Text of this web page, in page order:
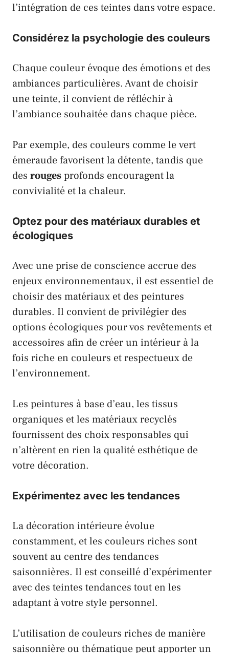
l’intégration de ces teintes dans votre espace.
Considérez la psychologie des couleurs
Chaque couleur évoque des émotions et des
ambiances particulières. Avant de choisir
une teinte, il convient de réfléchir à
l’ambiance souhaitée dans chaque pièce.
Par exemple, des couleurs comme levert
émeraudefavorisent la détente, tandis que
des rougesprofonds encouragent la
convivialité et la chaleur.
Optez pour des matériaux durables et
écologiques
Avec une prise de conscience accrue des
enjeux environnementaux, il est essentiel de
choisir des matériaux et des peintures
durables. Il convient de privilégier des
options écologiques pour vos revêtements et
accessoires afin de créer un intérieur à la
fois riche en couleurs et respectueux de
l’environnement.
Les peintures à base d’eau, les tissus
organiques et les matériaux recyclés
fournissent des choix responsables qui
n’altèrent en rien la qualité esthétique de
votre décoration.
Expérimentez avec les tendances
La décoration intérieure évolue
constamment, et les couleurs riches sont
souvent au centre des tendances
saisonnières. Il est conseillé d’expérimenter
avec des teintes tendances tout en les
adaptant à votre style personnel.
L’utilisation de couleurs riches de manière
saisonnière ou thématique peut apporter un